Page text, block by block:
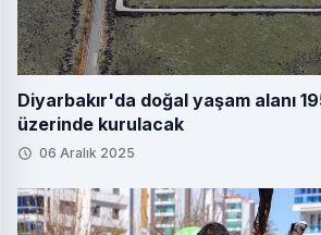
Diyarbakır'da doğal yaşam alanı
üzerinde kurulacak
06 Aralık 2025